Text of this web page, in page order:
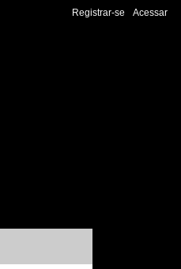
Registrar-se Acessar